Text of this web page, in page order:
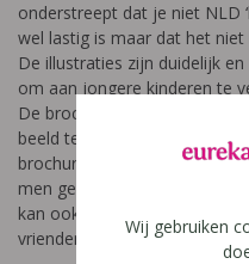
onderstreept dat je niet NLD
wel lastig is maar dat het
De illustraties zijn duidelijk
om aan jongere kinderen te
De brochure is een eerste
beeld te geven over NLD.
brochure enkel kan
men geen volledig beeld kan
kan ook een handig
vrienden, klasgenoten,…
Wij gebruiken